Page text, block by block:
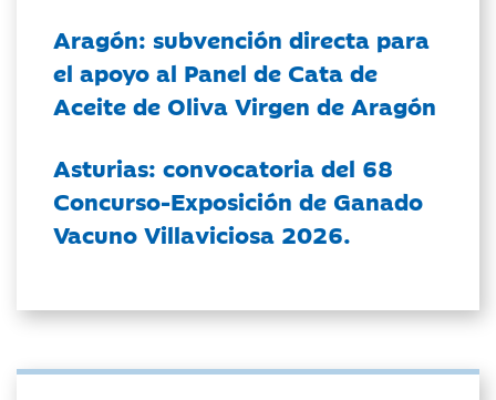
Aragón: subvención directa para
el apoyo al Panel de Cata de
Aceite de Oliva Virgen de Aragón
Asturias: convocatoria del 68
Concurso-Exposición de Ganado
Vacuno Villaviciosa 2026.